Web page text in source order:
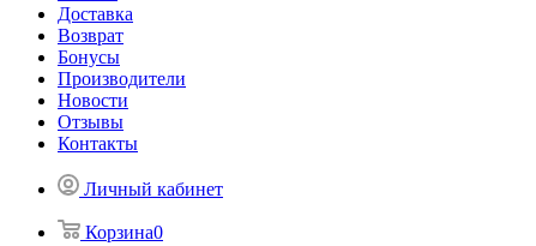
Доставка
Возврат
Бонусы
Производители
Новости
Отзывы
Контакты
Личный кабинет
Корзина0